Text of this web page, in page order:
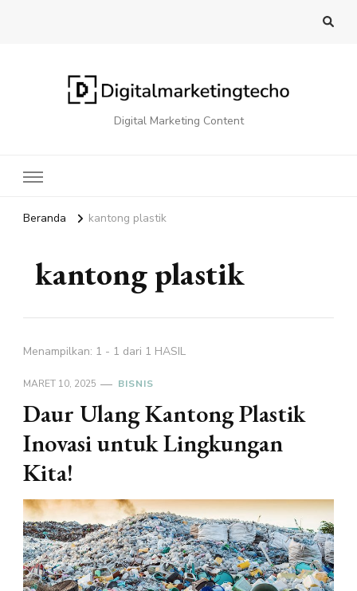
Digital Marketing Content
Beranda kantong plastik
kantong plastik
Menampilkan: 1 - 1 dari 1 HASIL
MARET 10, 2025 BISNIS
Daur Ulang Kantong Plastik
Inovasi untuk Lingkungan
Kita!